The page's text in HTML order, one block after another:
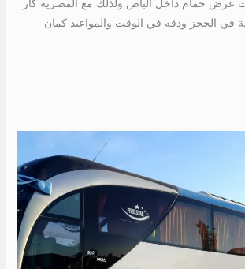
عرض حمام داخل الباص ولذلك مع المصرية كار
في الحجز ودقه في الوقت والمواعيد كمان